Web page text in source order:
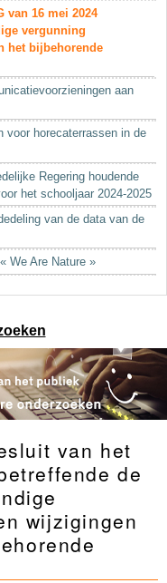
van 16 mei 2024
vergunning
het bijbehorende
aan
voor horecaterrassen in de
Regering houdende
het schooljaar 2024-2025
van de data van de
We Are Nature »
van het
de
wijzigingen